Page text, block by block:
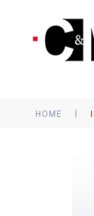
HOME